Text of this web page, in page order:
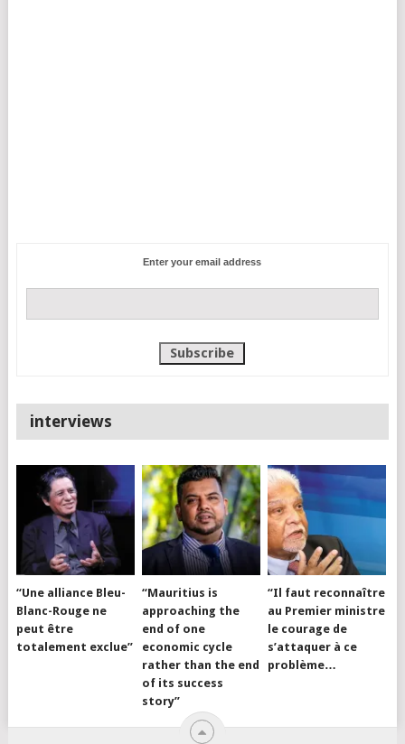
Enter your email address
interviews
“Une alliance Bleu-
Blanc-Rouge ne
peut être
totalement exclue”
“Mauritius is
approaching the
end of one
economic cycle
rather than the end
of its success
story”
“Il faut reconnaître
au Premier ministre
le courage de
s’attaquer à ce
problème…